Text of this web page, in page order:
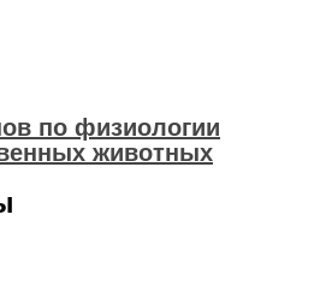
по физиологии
животных